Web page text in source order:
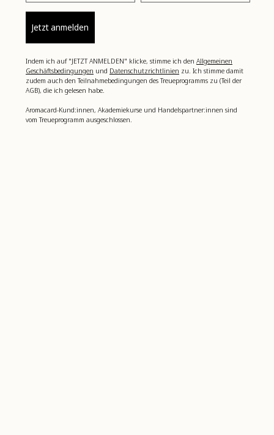
Jetzt anmelden
Indem ich auf "JETZT ANMELDEN" klicke, stimme ich den Allgemeinen
Geschäftsbedingungen und Datenschutzrichtlinien zu. Ich stimme damit
zudem auch den Teilnahmebedingungen des Treueprogramms zu (Teil der
AGB), die ich gelesen habe.
Aromacard-Kund:innen, Akademiekurse und Handelspartner:innen sind
vom Treueprogramm ausgeschlossen.